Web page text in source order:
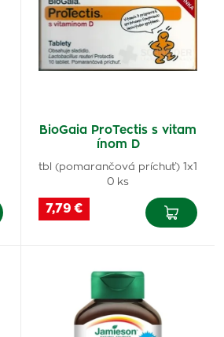
BioGaia ProTectis s vitam
ínom D
tbl (pomarančová príchuť) 1x1
0 ks
7,79 €